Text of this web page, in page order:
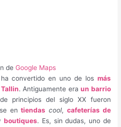
de Google Maps
convertido en uno de los más
. Antiguamente eraun barrio
principios del siglo XX fueron
entiendas cool,cafeterías de
boutiques. Es, sin dudas, uno de